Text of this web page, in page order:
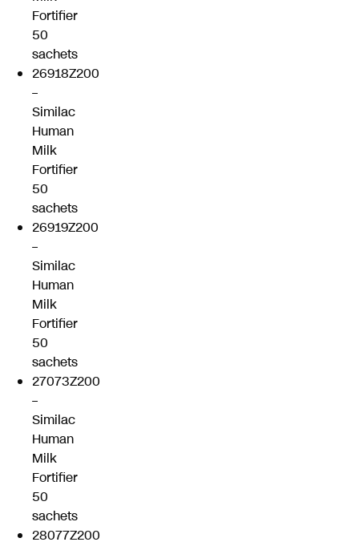
Fortifier
50
sachets
26918Z200
–
Similac
Human
Milk
Fortifier
50
sachets
26919Z200
–
Similac
Human
Milk
Fortifier
50
sachets
27073Z200
–
Similac
Human
Milk
Fortifier
50
sachets
28077Z200